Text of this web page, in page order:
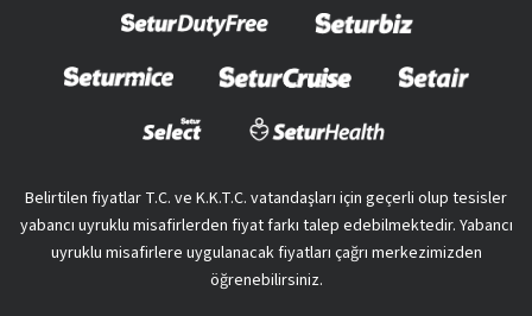
Belirtilen fiyatlar T.C. ve K.K.T.C. vatandaşları için geçerli olup tesisler
yabancı uyruklu misafirlerden fiyat farkı talep edebilmektedir. Yabancı
uyruklu misafirlere uygulanacak fiyatları çağrı merkezimizden
öğrenebilirsiniz.